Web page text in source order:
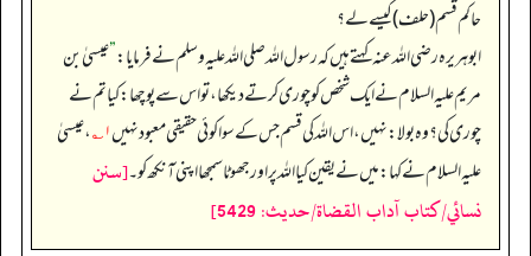
حاکم قسم (حلف) کیسے لے؟
ابوہریرہ رضی اللہ عنہ کہتے ہیں کہ رسول اللہ صلی اللہ علیہ وسلم نے فرمایا:”عیسیٰ بن
مریم علیہ السلام نے ایک شخص کو چوری کرتے دیکھا، تو اس سے پوچھا: کیا تم نے
چوری کی؟ وہ بولا: نہیں، اس اللہ کی قسم جس کے سوا کوئی حقیقی معبود نہیں۱؎ ، عیسیٰ
علیہ السلام نے کہا: میں نے یقین کیا اللہ پر اور جھوٹا سمجھا اپنی آنکھ کو۔[سنن
نسائي/كتاب آداب القضاة/حدیث: 5429]